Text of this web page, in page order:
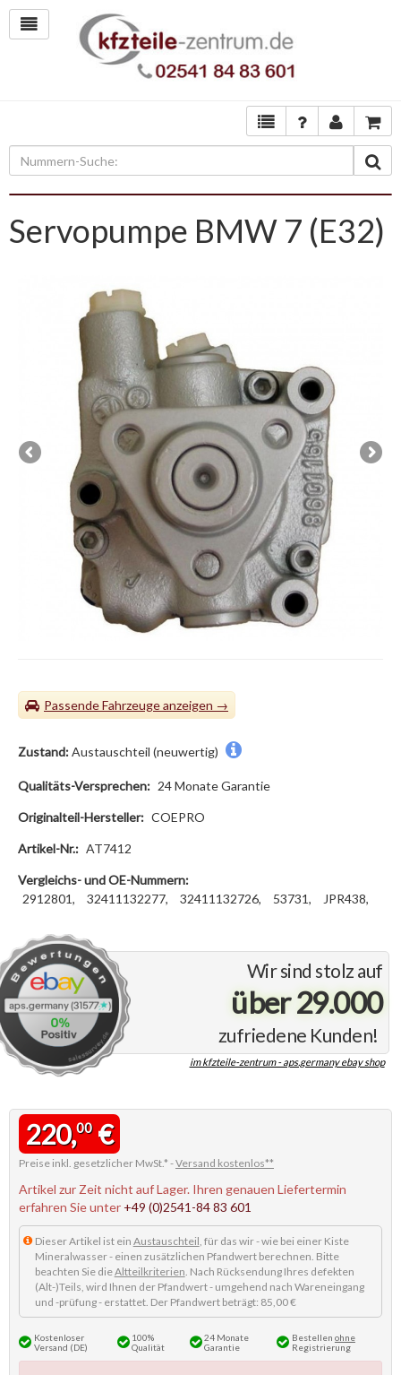
Servopumpe BMW 7 (E32)
Passende Fahrzeuge
Wir sind stolz auf
über 29.000
zufriedene Kunden!
im kfzteile-zentrum - aps.germany ebay shop
Zustand:Austauschteil (neuwertig)
Qualitäts-Versprechen: 24 Monate Garantie
Originalteil-Hersteller: COEPRO
Artikel-Nr.: AT7412
Vergleichs- und OE-Nummern:
2912801,
32411132277, 32411132726, 53731, JPR438,
220,00€
Preise inkl. gesetzlicher MwSt.* -Versand kostenlos**
Artikel zur Zeit nicht auf Lager. Ihren genauen Liefertermin
erfahren Sie unter +49 (0)2541-84 83 601
Dieser Artikel ist ein Austauschteil, für das wir - wie bei einer Kiste
Mineralwasser - einen zusätzlichen Pfandwert berechnen. Bitte
beachten Sie dieAltteilkriterien. Nach Rücksendung Ihres defekten
(Alt-)Teils, wird Ihnen der Pfandwert - umgehend nach Wareneingang
und -prüfung - erstattet. Der Pfandwert beträgt: 85,00 €
Kostenloser
Versand (DE)
100%
Qualität
24 Monate
Garantie
Bestellen ohne
Registrierung